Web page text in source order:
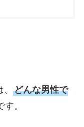
どんな男性で
。